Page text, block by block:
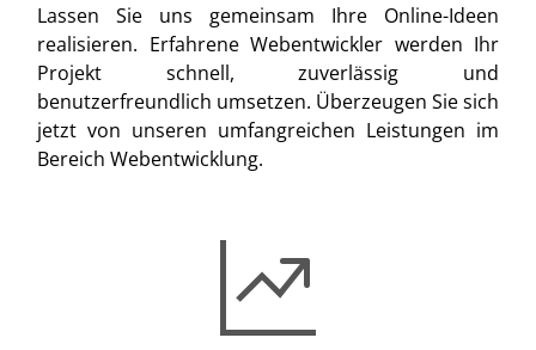
Lassen Sie uns gemeinsam Ihre Online-Ideen
realisieren. Erfahrene Webentwickler werden Ihr
Projekt schnell, zuverlässig und
benutzerfreundlich umsetzen. Überzeugen Sie sich
jetzt von unseren umfangreichen Leistungen im
Bereich Webentwicklung.